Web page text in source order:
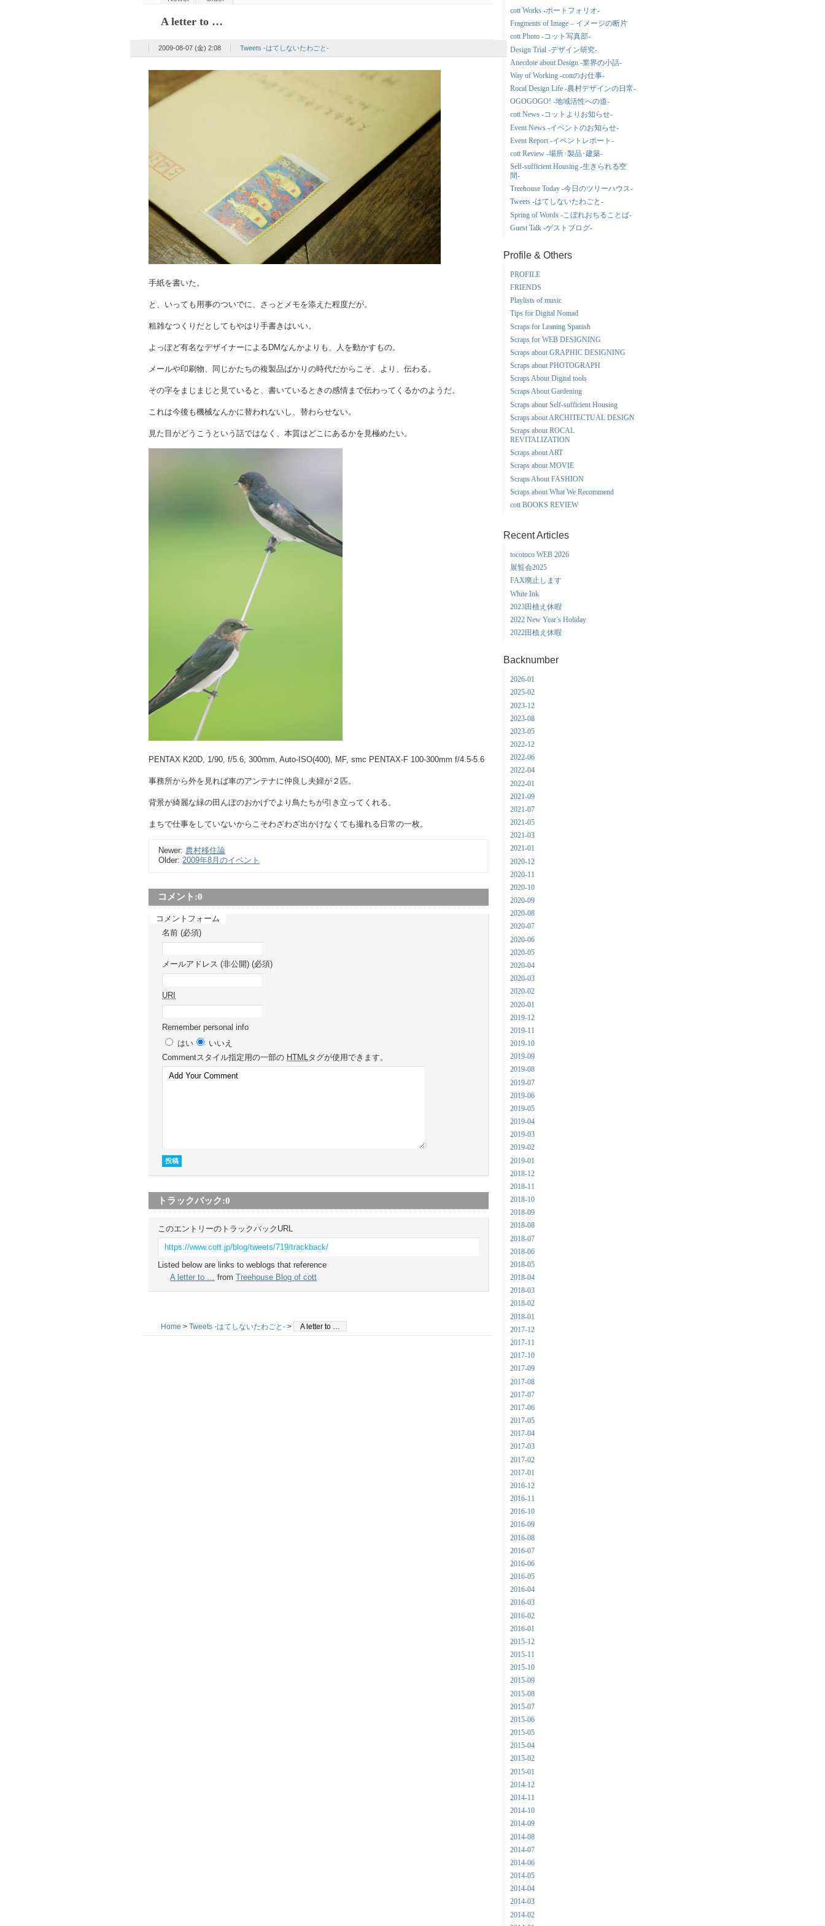
A letter to …
2009-08-07 (金) 2:08 Tweets -はてしないたわごと-
手紙を書いた。
と、いっても用事のついでに、さっとメモを添えた程度だが。
粗雑なつくりだとしてもやはり手書きはいい。
よっぽど有名なデザイナーによるDMなんかよりも、人を動かすもの。
メールや印刷物、同じかたちの複製品ばかりの時代だからこそ、より、伝わる。
その字をまじまじと見ていると、書いているときの感情まで伝わってくるかのようだ。
これは今後も機械なんかに替われないし、替わらせない。
見た目がどうこうという話ではなく、本質はどこにあるかを見極めたい。
PENTAX K20D, 1/90, f/5.6, 300mm, Auto-ISO(400), MF, smc PENTAX-F 100-300mm f/4.5-5.6
事務所から外を見れば車のアンテナに仲良し夫婦が２匹。
背景が綺麗な緑の田んぼのおかげでより鳥たちが引き立ってくれる。
まちで仕事をしていないからこそわざわざ出かけなくても撮れる日常の一枚。
Newer: 農村移住論
Older: 2009年8月のイベント
コメント:0
コメントフォーム
名前 (必須)
メールアドレス (非公開) (必須)
URI
Remember personal info
はい
いいえ
Commentスタイル指定用の一部の HTML タグが使用できます。
トラックバック:0
このエントリーのトラックバックURL
https://www.cott.jp/blog/tweets/719/trackback/
Listed below are links to weblogs that reference
A letter to …
from Treehouse Blog of cott
Home > Tweets -はてしないたわごと- > A letter to …
cott Works -ポートフォリオ-
Fragments of Image – イメージの断片
cott Photo -コット写真部-
Design Trial -デザイン研究-
Anecdote about Design -業界の小話-
Way of Working -cottのお仕事-
Rocal Design Life -農村デザインの日常-
OGOGOGO! -地域活性への道-
cott News -コットよりお知らせ-
Event News -イベントのお知らせ-
Event Report -イベントレポート-
cott Review -場所･製品･建築-
Self-sufficient Housing -生きられる空
間-
Treehouse Today -今日のツリーハウス-
Tweets -はてしないたわごと-
Spring of Words -こぼれおちることば-
Guest Talk -ゲストブログ-
Profile & Others
PROFILE
FRIENDS
Playlists of music
Tips for Digital Nomad
Scraps for Leaning Spanish
Scraps for WEB DESIGNING
Scraps about GRAPHIC DESIGNING
Scraps about PHOTOGRAPH
Scraps About Digital tools
Scraps About Gardening
Scraps about Self-sufficient Housing
Scraps about ARCHITECTUAL DESIGN
Scraps about ROCAL
REVITALIZATION
Scraps about ART
Scraps about MOVIE
Scraps About FASHION
Scraps about What We Recommend
cott BOOKS REVIEW
Recent Articles
tocotoco WEB 2026
展覧会2025
FAX廃止します
White Ink
2023田植え休暇
2022 New Year’s Holiday
2022田植え休暇
Backnumber
2026-01
2025-02
2023-12
2023-08
2023-05
2022-12
2022-06
2022-04
2022-01
2021-09
2021-07
2021-05
2021-03
2021-01
2020-12
2020-11
2020-10
2020-09
2020-08
2020-07
2020-06
2020-05
2020-04
2020-03
2020-02
2020-01
2019-12
2019-11
2019-10
2019-09
2019-08
2019-07
2019-06
2019-05
2019-04
2019-03
2019-02
2019-01
2018-12
2018-11
2018-10
2018-09
2018-08
2018-07
2018-06
2018-05
2018-04
2018-03
2018-02
2018-01
2017-12
2017-11
2017-10
2017-09
2017-08
2017-07
2017-06
2017-05
2017-04
2017-03
2017-02
2017-01
2016-12
2016-11
2016-10
2016-09
2016-08
2016-07
2016-06
2016-05
2016-04
2016-03
2016-02
2016-01
2015-12
2015-11
2015-10
2015-09
2015-08
2015-07
2015-06
2015-05
2015-04
2015-02
2015-01
2014-12
2014-11
2014-10
2014-09
2014-08
2014-07
2014-06
2014-05
2014-04
2014-03
2014-02